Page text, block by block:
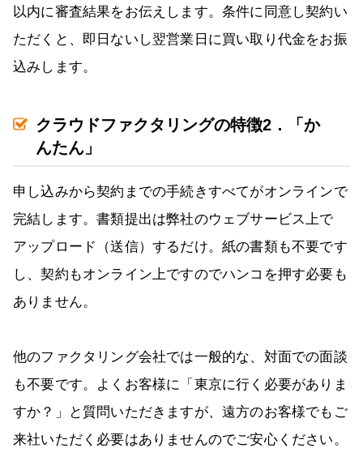
以内に審査結果をお伝えします。条件に同意し契約い
ただくと、即日ないし翌営業日に買い取り代金をお振
込みします。
クラウドファクタリングの特徴2．「か
んたん」
申し込みから契約までの手続きすべてがオンラインで
完結します。書類提出は弊社のウェブサービス上で
アップロード（送信）するだけ。紙の書類も不要です
し、契約もオンライン上ですのでハンコを押す必要も
ありません。
他のファクタリング会社では一般的な、対面での面談
も不要です。よくお客様に「東京に行く必要がありま
すか？」と質問いただきますが、遠方のお客様でもご
来社いただく必要はありませんのでご安心ください。